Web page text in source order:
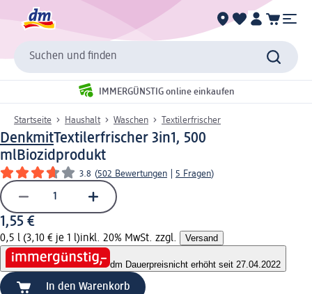
Suchen und finden
IMMERGÜNSTIG online einkaufen
Startseite Haushalt Waschen Textilerfrischer
DenkmitTextilerfrischer 3in1, 500
mlBiozidprodukt
3.8 (502 Bewertungen 5 Fragen)
1,55 €
0,5 l (3,10 € je 1 l)inkl. 20% MwSt. zzgl. Versand
dm Dauerpreisnicht erhöht seit 27.04.2022
In den Warenkorb